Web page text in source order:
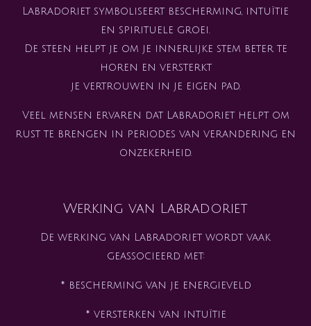
Labradoriet symboliseert bescherming, intuïtie
en spirituele groei.
De steen helpt je om je innerlijke stem beter te
horen en versterkt
je vertrouwen in je eigen pad.
Veel mensen ervaren dat Labradoriet helpt om
rust te brengen in periodes van verandering en
onzekerheid.
Werking van Labradoriet
De werking van Labradoriet wordt vaak
geassocieerd met:
* bescherming van je energieveld
* versterken van intuïtie